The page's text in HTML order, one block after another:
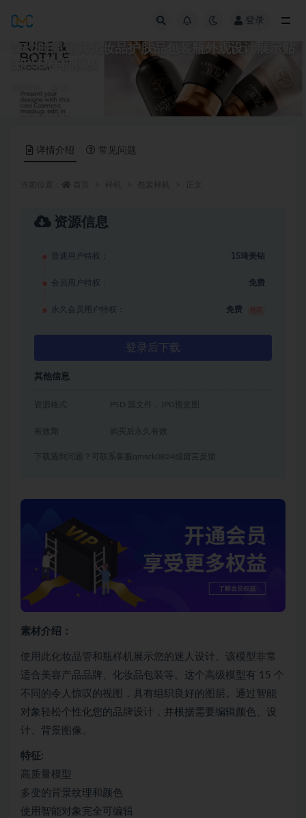
登录
15个时尚逼真化妆品护肤品包装瓶外观设计展示贴
图PSD样机模板
详情介绍 常见问题
资源信息
普通用户特权： 15琦美钻
会员用户特权： 免费
永久会员用户特权： 免费
登录后下载
其他信息
资源格式 PSD 源文件，JPG预览图
有效期 购买后永久有效
下载遇到问题？可联系客服qmsck0824或留言反馈
素材介绍：
使用此化妆品管和瓶样机展示您的迷人设计。该模型非常
适合美容产品品牌、化妆品包装等。这个高级模型有 15 个
不同的令人惊叹的视图，具有组织良好的图层。通过智能
对象轻松个性化您的品牌设计，并根据需要编辑颜色、设
计、背景图像。
特征:
高质量模型
多变的背景纹理和颜色
使用智能对象完全可编辑